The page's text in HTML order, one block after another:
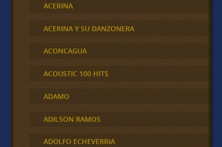
ACERINA
ACERINA Y SU DANZONERA
ACONCAGUA
ACOUSTIC 100 HITS
ADAMO
ADILSON RAMOS
ADOLFO ECHEVERRIA